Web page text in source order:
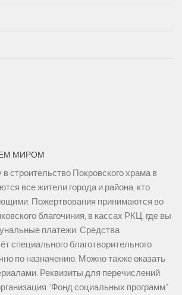
МИРОМ
строительство Покровского храма в
все жители города и района, кто
Пожертвования принимаются во
благочиния, в кассах РКЦ, где вы
платежи. Средства
специального благотворительного
по назначению. Можно также оказать
Реквизиты для перечислений
"Фонд социальных программ"